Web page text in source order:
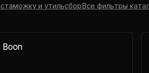
и утильсборВсе фильтры